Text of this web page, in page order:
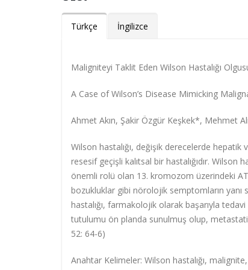
Türkçe İngilizce
Maligniteyi Taklit Eden Wilson Hastalığı
A Case of Wilson’s Disease Mimicking
Ahmet Akın, Şakir Özgür Keşkek*, Mehmet
Wilson hastalığı, değişik derecelerde
resesif geçişli kalıtsal bir hastalığıdır.
önemli rolü olan 13. kromozom üzerindeki
bozukluklar gibi nörolojik semptomların
hastalığı, farmakolojik olarak başarıyla
tutulumu ön planda sunulmuş olup,
52: 64-6)
Anahtar Kelimeler: Wilson hastalığı,